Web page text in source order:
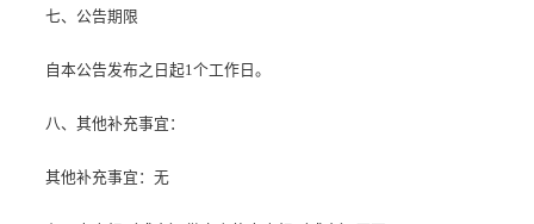
七、公告期限
自本公告发布之日起1个工作日。
八、其他补充事宜：
其他补充事宜：无